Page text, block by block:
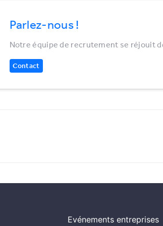
Parlez-nous !
Notre équipe de recrutement se réjouit
Contact
Evénements entreprises